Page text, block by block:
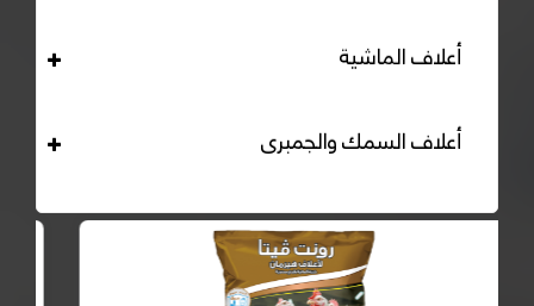
أعلاف الماشية
أعلاف السمك والجمبرى